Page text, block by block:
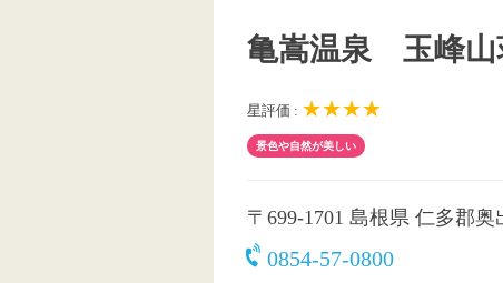
亀嵩温泉 玉峰山
星評価 : ★★★★
景色や自然が美しい
〒699-1701 島根県 仁多郡奥
0854-57-0800